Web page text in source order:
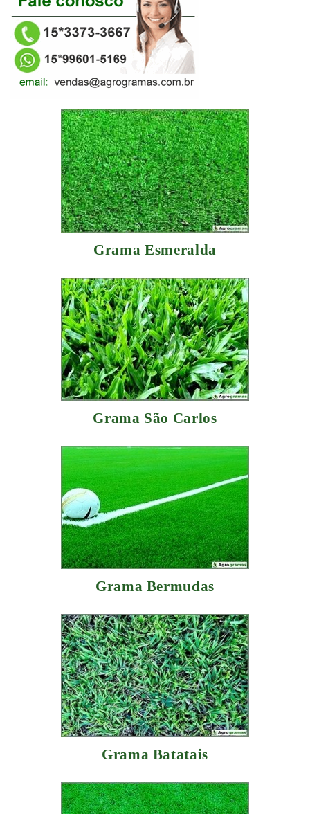
Grama Esmeralda
Grama São Carlos
Grama Bermudas
Grama Batatais